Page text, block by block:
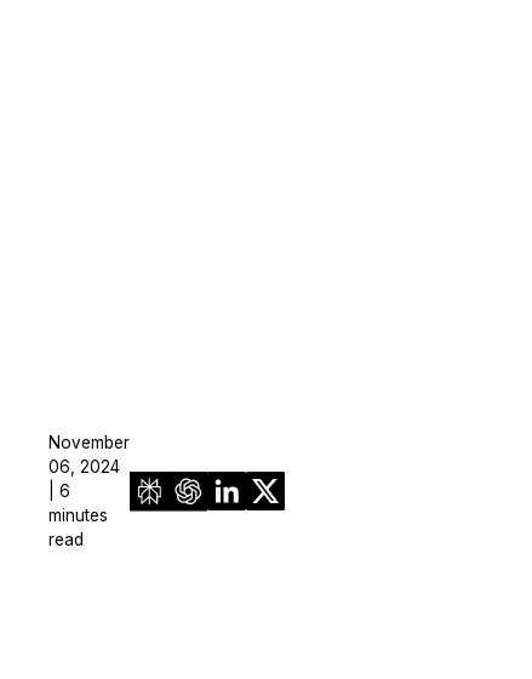
November
06, 2024
| 6
minutes
read